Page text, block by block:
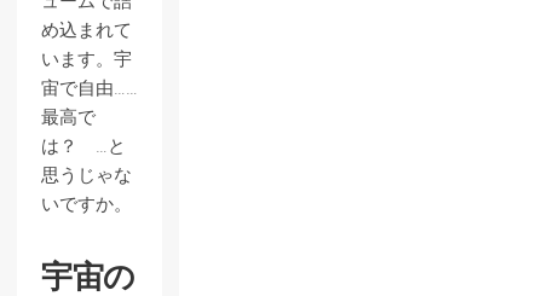
め込まれて
います。宇
宙で自由……
最高で
は？ …と
思うじゃな
いですか。
宇宙の